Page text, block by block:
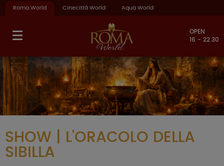
Roma World Cinecittà World Aqua World
OPEN
16 - 22.30
SHOW | L'ORACOLO DELLA
SIBILLA